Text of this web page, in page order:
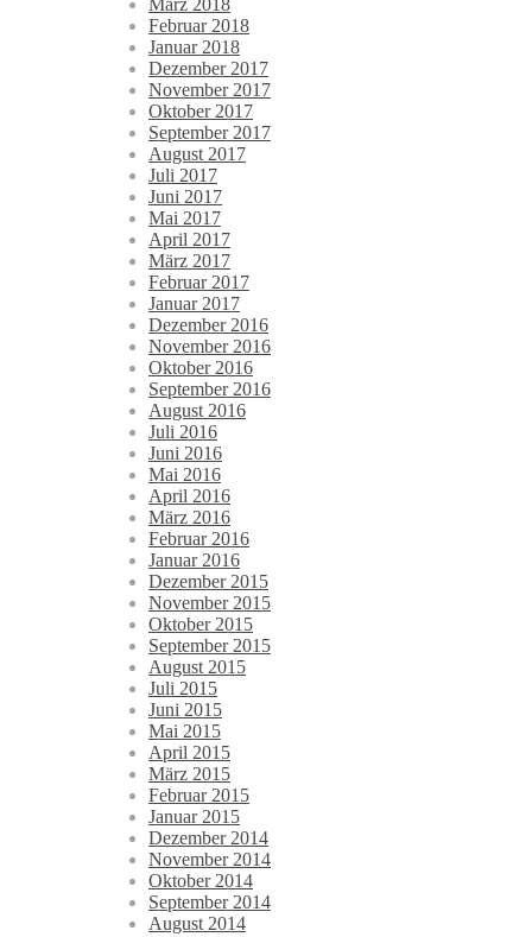
März 2018
Februar 2018
Januar 2018
Dezember 2017
November 2017
Oktober 2017
September 2017
August 2017
Juli 2017
Juni 2017
Mai 2017
April 2017
März 2017
Februar 2017
Januar 2017
Dezember 2016
November 2016
Oktober 2016
September 2016
August 2016
Juli 2016
Juni 2016
Mai 2016
April 2016
März 2016
Februar 2016
Januar 2016
Dezember 2015
November 2015
Oktober 2015
September 2015
August 2015
Juli 2015
Juni 2015
Mai 2015
April 2015
März 2015
Februar 2015
Januar 2015
Dezember 2014
November 2014
Oktober 2014
September 2014
August 2014